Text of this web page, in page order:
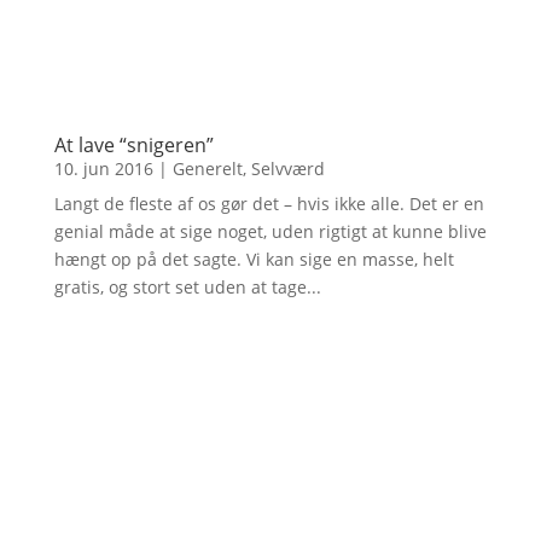
At lave “snigeren”
10. jun 2016| Generelt, Selvværd
Langt de fleste af os gør det – hvis ikke alle. Det er en
genial måde at sige noget, uden rigtigt at kunne blive
hængt op på det sagte. Vi kan sige en masse, helt
gratis, og stort set uden at tage...